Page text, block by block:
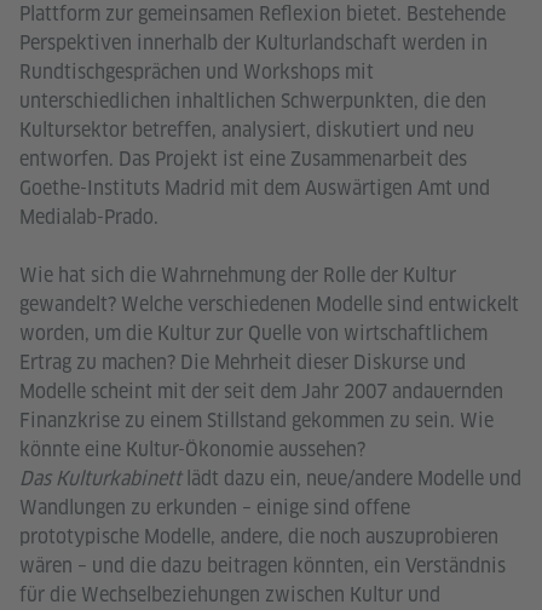
Plattform zur gemeinsamen Reflexion bietet. Bestehende
Perspektiven innerhalb der Kulturlandschaft werden in
Rundtischgesprächen und Workshops mit
unterschiedlichen inhaltlichen Schwerpunkten, die den
Kultursektor betreffen, analysiert, diskutiert und neu
entworfen. Das Projekt ist eine Zusammenarbeit des
Goethe-Instituts Madrid mit dem Auswärtigen Amt und
Medialab-Prado.
Wie hat sich die Wahrnehmung der Rolle der Kultur
gewandelt? Welche verschiedenen Modelle sind entwickelt
worden, um die Kultur zur Quelle von wirtschaftlichem
Ertrag zu machen? Die Mehrheit dieser Diskurse und
Modelle scheint mit der seit dem Jahr 2007 andauernden
Finanzkrise zu einem Stillstand gekommen zu sein. Wie
könnte eine Kultur-Ökonomie aussehen?
Das Kulturkabinettlädt dazu ein, neue/andere Modelle und
Wandlungen zu erkunden – einige sind offene
prototypische Modelle, andere, die noch auszuprobieren
wären – und die dazu beitragen könnten, ein Verständnis
für die Wechselbeziehungen zwischen Kultur und